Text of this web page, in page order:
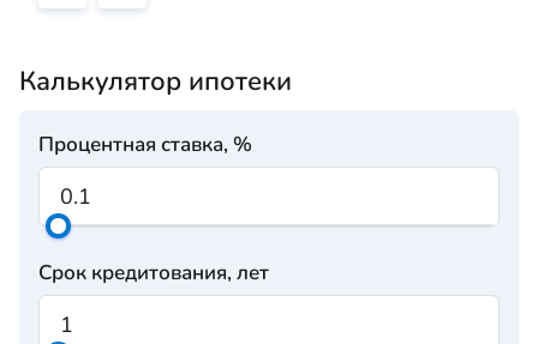
Калькулятор ипотеки
Процентная ставка, %
Срок кредитования, лет